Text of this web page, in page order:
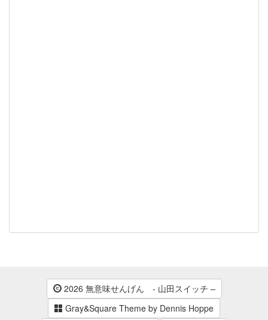
2026 無意味せんげん - 山田スイッチ –
Gray&Square Theme by Dennis Hoppe